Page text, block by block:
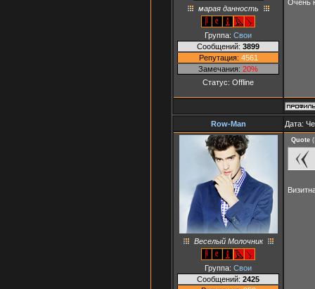
марая данность
Группа: Свои
Сообщений: 3899
Репутация: 4561
Замечания: 20%
Статус: Offline
Очень
Row-Man Дата:
Веселый Молочник
Группа: Свои
Сообщений: 2425
Quote (